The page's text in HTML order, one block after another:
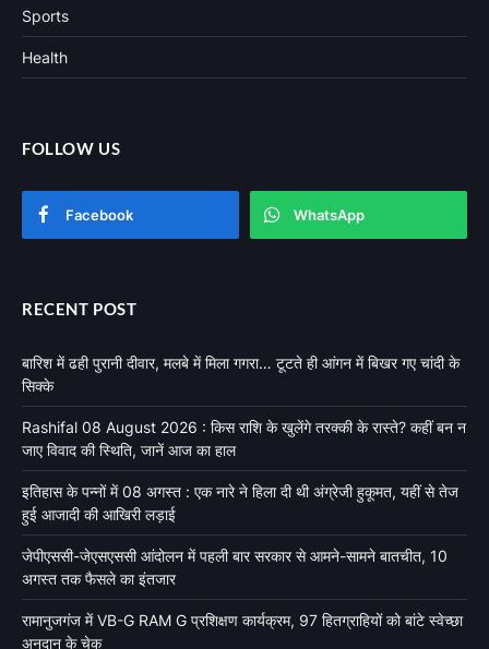
Sports
Health
FOLLOW US
Facebook WhatsApp
RECENT POST
बारिश में ढही पुरानी दीवार, मलबे में मिला गगरा… टूटते ही आंगन में बिखर गए चांदी के
सिक्के
Rashifal 08 August 2026 : किस राशि के खुलेंगे तरक्की के रास्ते? कहीं बन न
जाए विवाद की स्थिति, जानें आज का हाल
इतिहास के पन्नों में 08 अगस्त : एक नारे ने हिला दी थी अंग्रेजी हुकूमत, यहीं से तेज
हुई आजादी की आखिरी लड़ाई
जेपीएससी-जेएसएससी आंदोलन में पहली बार सरकार से आमने-सामने बातचीत, 10
अगस्त तक फैसले का इंतजार
रामानुजगंज में VB-G RAM G प्रशिक्षण कार्यक्रम, 97 हितग्राहियों को बांटे स्वेच्छा
अनुदान के चेक